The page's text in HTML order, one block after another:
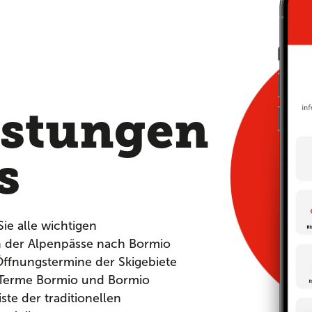
alle wichtigen
Alpenpässe nach Bormio
der Skigebiete
Bormio und Bormio
der traditionellen